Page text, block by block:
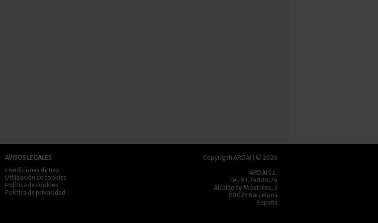
AVISOS LEGALES
Condiciones de uso
Utilización de cookies
Política de cookies
Política de privacidad
Copyrigth ARDAI | © 2026
ARDAI S.L.
Tel. 93.348.10.74
Alcalde de Móstoles, 3
08025 Barcelona
España